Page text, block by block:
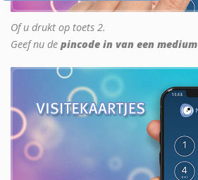
Of u drukt op toets 2.
Geef nu de pincode in van een medium